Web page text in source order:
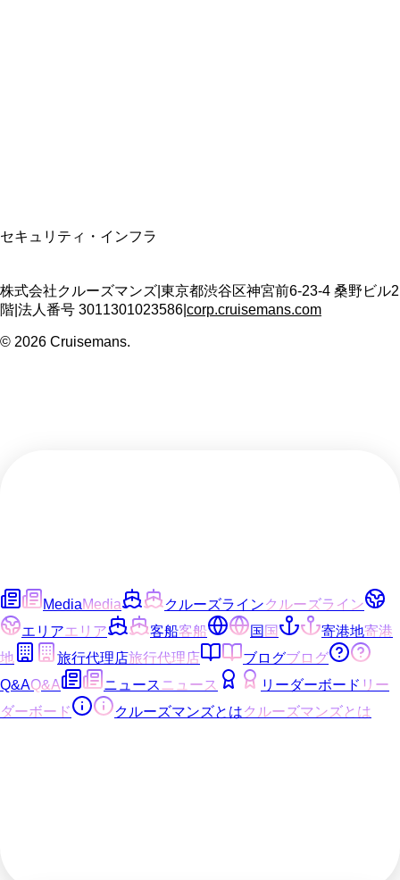
セキュリティ・インフラ
株式会社クルーズマンズ 東京都渋谷区神宮前6-23-4 桑野ビル2
階 法人番号 3011301023586 corp.cruisemans.com
© 2026 Cruisemans.
MediaMedia クルーズラインクルーズライン
エリアエリア 客船客船 国国 寄港地寄港
地
旅行代理店旅行代理店 ブログブログ
Q&AQ&A ニュース ニュース リーダーボード リー
ダーボード
クルーズマンズとはクルーズマンズとは